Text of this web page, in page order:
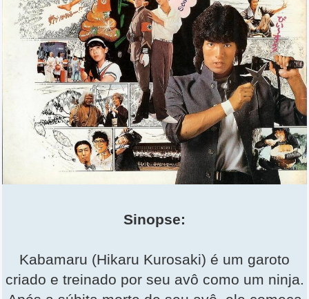
Sinopse:
Kabamaru (Hikaru Kurosaki) é um garoto
criado e treinado por seu avô como um ninja.